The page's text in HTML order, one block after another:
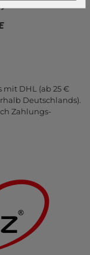
mit DHL (ab 25 €
Deutsch­lands).
Zahlungs­